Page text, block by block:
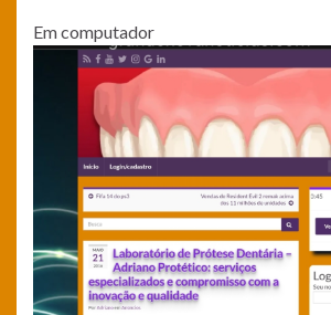
Em computador